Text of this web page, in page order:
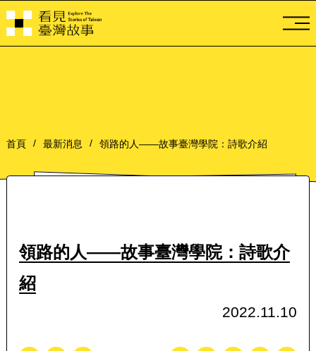
導
首頁 最新消息 領路的人——故事臺灣學院：詩歌介紹
領路的人——故事臺灣學院：詩歌介
紹
2022.11.10